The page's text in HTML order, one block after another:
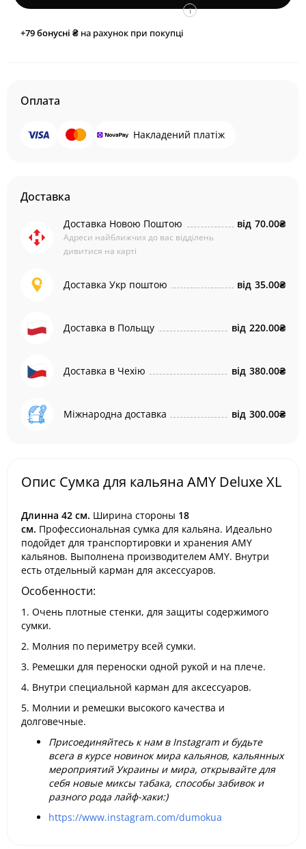
+79бонусні ₴ на рахунок при покупці
i
Оплата
Накладений платіж
Доставка
Доставка Новою Поштою
Адреси найближчих до вас відділень
дивитися на карті
від 70.00₴
Доставка Укр поштою від 35.00₴
Доставка в Польщу від 220.00₴
Доставка в Чехію від 380.00₴
Міжнародна доставка від 300.00₴
Опис Сумка для кальяна AMY Deluxe XL
Длинна 42 см. Ширина стороны 18
см. Профессиональная сумка для кальяна. Идеально
подойдет для транспортировки и хранения AMY
кальянов. Выполнена производителем AMY. Внутри
есть отдельный карман для аксессуаров.
Особенности:
1. Очень плотные стенки, для защиты содержимого
сумки.
2. Молния по периметру всей сумки.
3. Ремешки для переноски одной рукой и на плече.
4. Внутри специальной карман для аксессуаров.
5. Молнии и ремешки высокого качества и
долговечные.
Присоединяйтесь к нам в Instagram и будьте
всега в курсе новинок мира кальянов, кальянных
мероприятий Украины и мира, открывайте для
себя новые миксы табака, способы забивок и
разного рода лайф-хаки:)
https://www.instagram.com/dumokua